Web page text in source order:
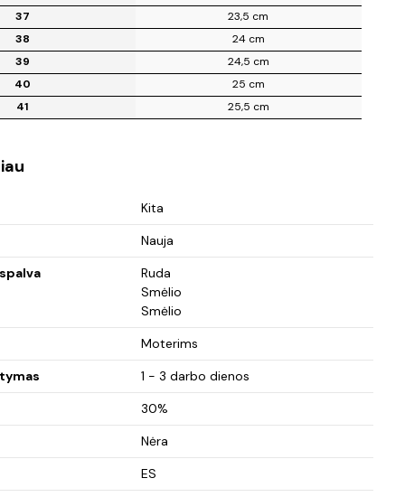
37
23,5 cm
38
24 cm
39
24,5 cm
40
25 cm
41
25,5 cm
Kita
Nauja
Ruda
Smėlio
Smėlio
Moterims
1 - 3 darbo dienos
30%
Nėra
ES